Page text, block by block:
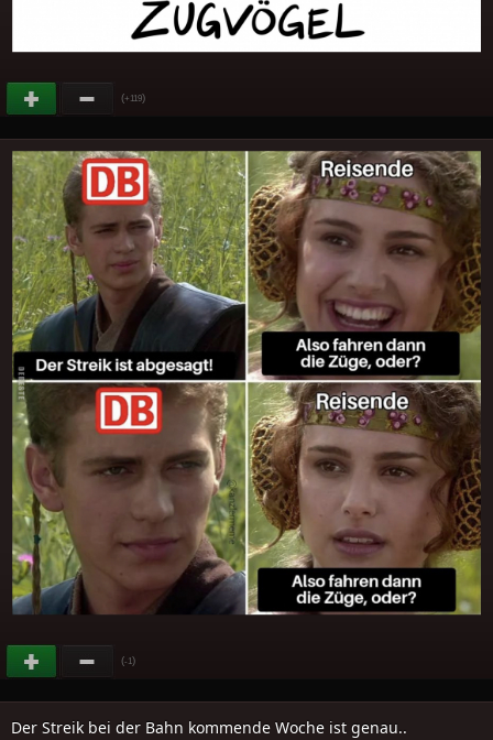
(+119)
(-1)
Der Streik bei der Bahn kommende Woche ist genau..